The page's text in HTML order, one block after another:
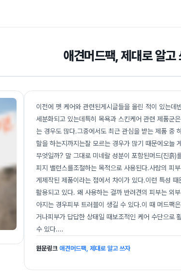
애견머드팩, 제대로 알고
이전에 펫 케어와 관련된게시글들을 올린 적이 있는
세분화되고 있는데특히 목욕과 스킨케어 관련 제품군
는 경우도 많다.그중에서도 최근 관심을 받는 제품
할을 하는지까지는잘 모르는 경우가 많기 때문에오늘
무엇일까? 말 그대로 미네랄 성분이 포함된머드(진흙
피지 밸런스를조절하는 목적으로 사용된다.사람의 피
게제작된 제품이라는 점에서 차이가 있다.이런 특성
활용되고 있다. 왜 사용하는 걸까 반려견의 피부는 외
아지는 경우피부 트러블이 생길 수 있다.이 때 머드팩
거나피부가 답답한 상태일 때보조적인 케어 수단으로
수 있다....
원문링크 애견머드팩, 제대로 알고 쓰자